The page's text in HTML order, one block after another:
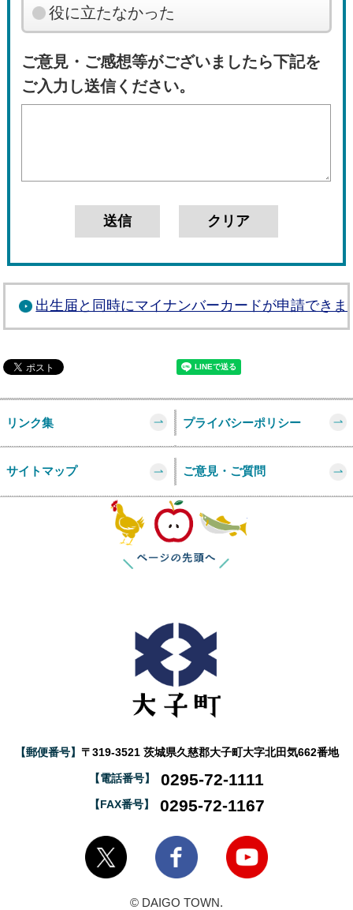
役に立たなかった
ご意見・ご感想等がございましたら下記を
ご入力し送信ください。
出生届と同時にマイナンバーカードが申請できま
リンク集 プライバシーポリシー
サイトマップ ご意見・ご質問
【郵便番号】 〒319-3521 茨城県久慈郡大子町大字北田気662番地
【電話番号】 0295-72-1111
【FAX番号】 0295-72-1167
大子町Twitter 大子町Facebook
© DAIGO TOWN.